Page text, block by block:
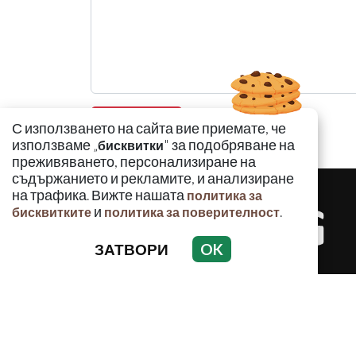
С използването на сайта вие приемате, че
използваме „бисквитки" за подобряване на
преживяването, персонализиране на
съдържанието и рекламите, и анализиране
на трафика. Вижте нашата политика за
бисквитките и политика за поверителност.
ЗАТВОРИ OK